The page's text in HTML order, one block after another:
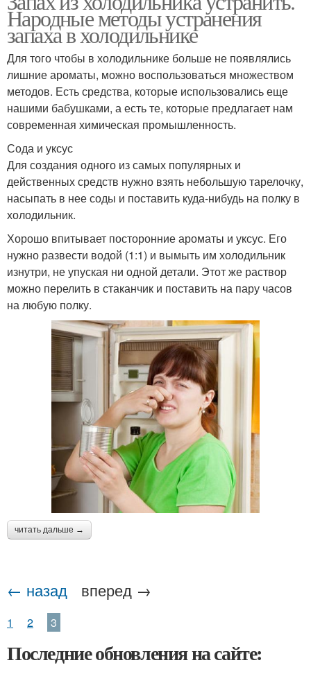
Народные методы устранения
запаха в холодильнике
Для того чтобы в холодильнике больше не появлялись
лишние ароматы, можно воспользоваться множеством
методов. Есть средства, которые использовались еще
нашими бабушками, а есть те, которые предлагает нам
современная химическая промышленность.
Сода и уксус
Для создания одного из самых популярных и
действенных средств нужно взять небольшую тарелочку,
насыпать в нее соды и поставить куда-нибудь на полку в
холодильник.
Хорошо впитывает посторонние ароматы и уксус. Его
нужно развести водой (1:1) и вымыть им холодильник
изнутри, не упуская ни одной детали. Этот же раствор
можно перелить в стаканчик и поставить на пару часов
на любую полку.
читать дальше →
← назад вперед →
1 2 3
Последние обновления на сайте: